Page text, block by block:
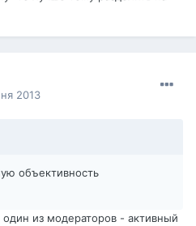
2013
объективность
из модераторов - активный